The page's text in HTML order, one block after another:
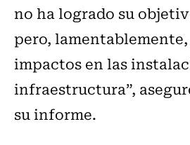
no ha logrado su
pero,
impactos en las
infraestructura”,
su informe.